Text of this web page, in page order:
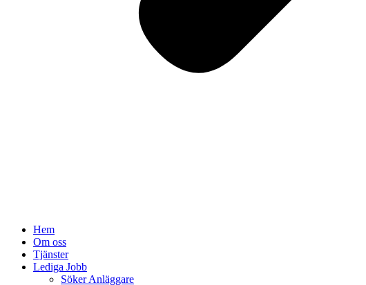
Hem
Om oss
Tjänster
Lediga Jobb
Söker Anläggare